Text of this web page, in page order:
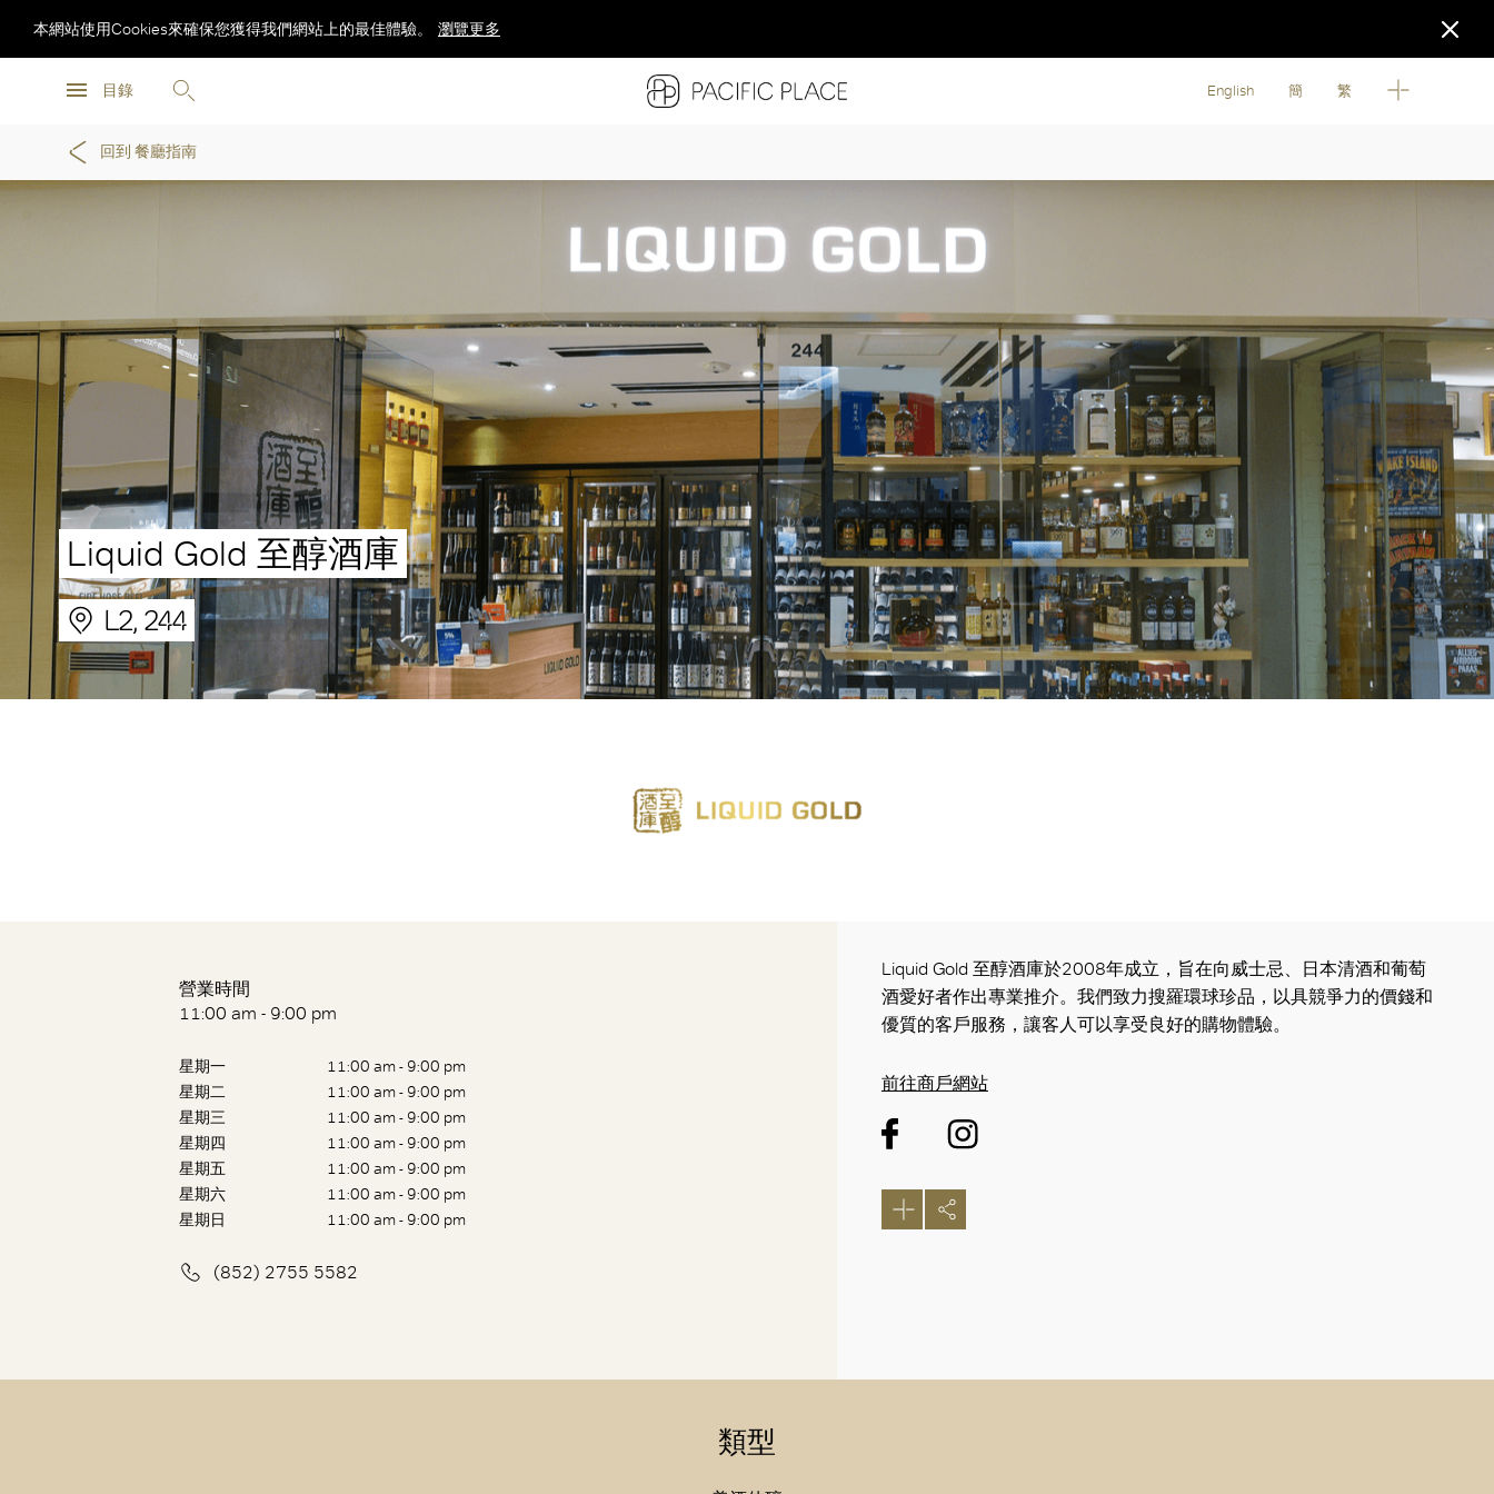
目錄
本網站使用Cookies來確保您獲得我們網站上的最佳體驗。 瀏覽更多
English 簡 繁
回到 餐廳指南
Liquid Gold 至醇酒庫
L2, 244
營業時間
11:00 am - 9:00 pm
星期一
11:00 am - 9:00 pm
星期二
11:00 am - 9:00 pm
星期三
11:00 am - 9:00 pm
星期四
11:00 am - 9:00 pm
星期五
11:00 am - 9:00 pm
星期六
11:00 am - 9:00 pm
星期日
11:00 am - 9:00 pm
(852) 2755 5582
Liquid Gold 至醇酒庫於2008年成立，旨在向威士忌、日本清酒和葡萄
酒愛好者作出專業推介。我們致力搜羅環球珍品，以具競爭力的價錢和
優質的客戶服務，讓客人可以享受良好的購物體驗。
前往商戶網站
類型